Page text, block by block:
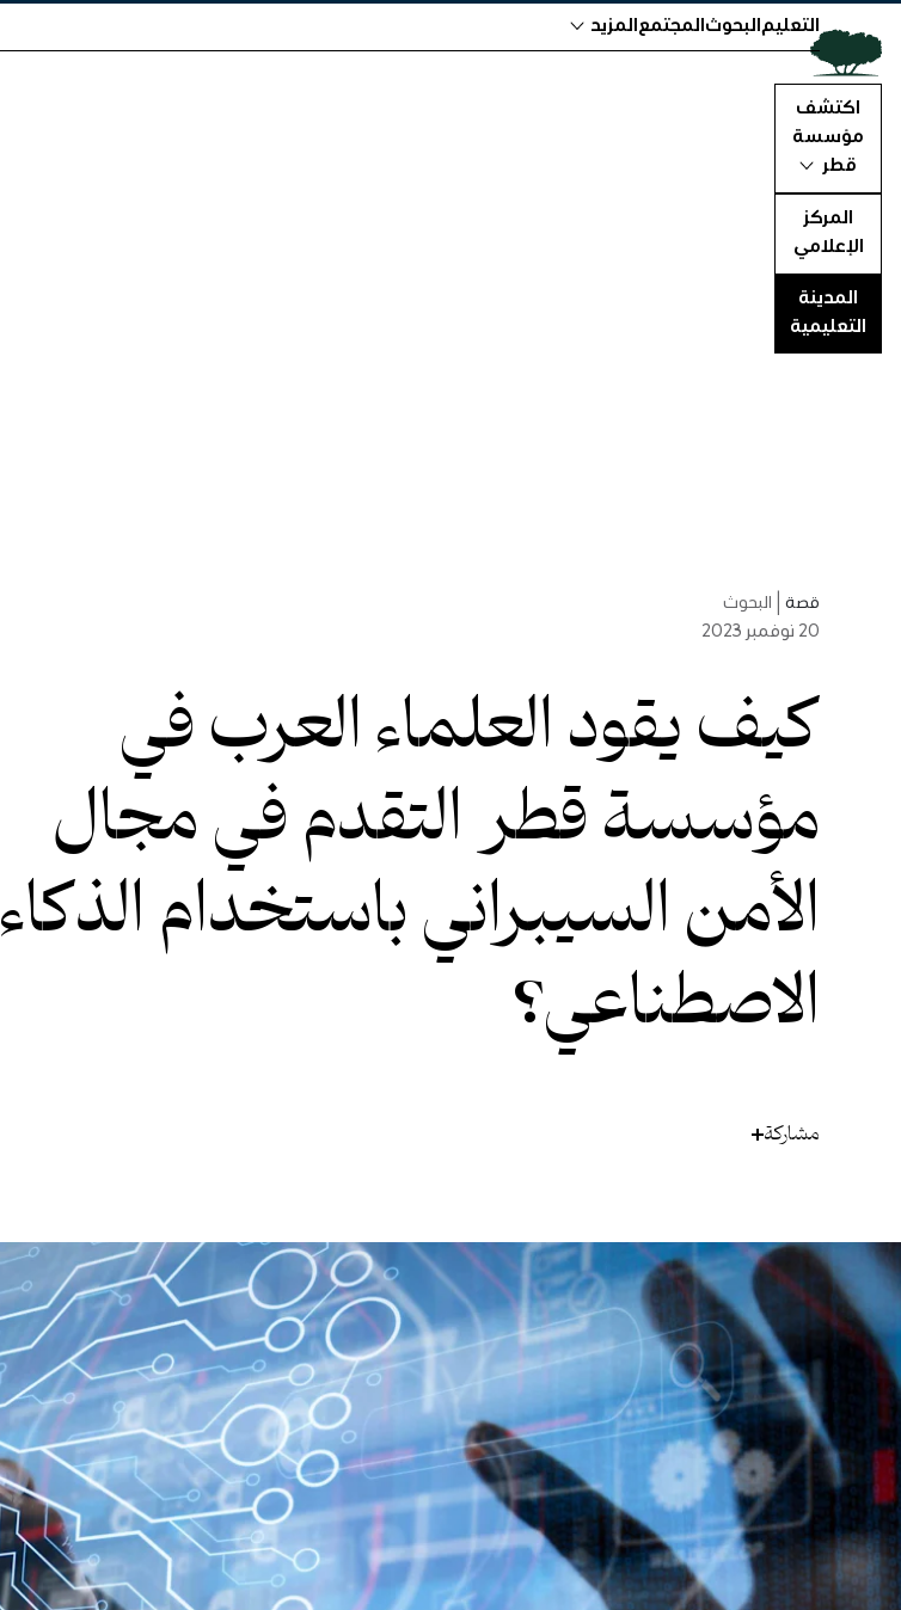
اكتشف
مؤسسة
قطر
المركز
الإعلامي
المدينة
التعليمية
التعليمالبحوثالمجتمعالمزيد
قصة البحوث
20 نوفمبر 2023
كيف يقود العلماء العرب في
مؤسسة قطر التقدم في مجال
الأمن السيبراني باستخدام الذكاء
الاصطناعي؟
مشاركة